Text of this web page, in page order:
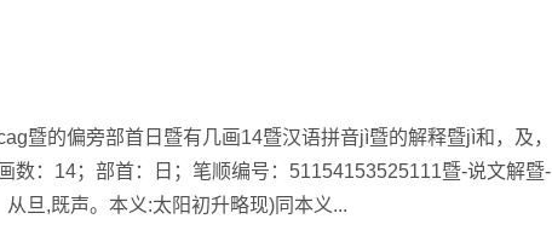
暨的偏旁部首日暨有几画14暨汉语拼音jì暨的解释暨jì和，及，
数：14；部首：日；笔顺编号：51154153525111暨-说文解暨-
旦,既声。本义:太阳初升略现)同本义...